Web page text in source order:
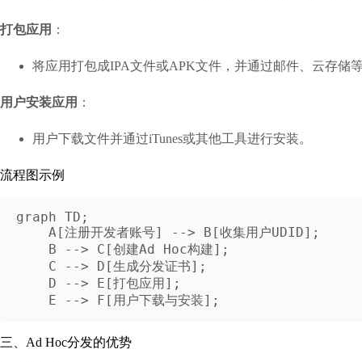
打包应用 ：
将应用打包成IPA文件或APK文件，并通过邮件、云存储
用户安装应用 ：
用户下载文件并通过iTunes或其他工具进行安装。
流程图示例
graph TD;
    E --> F[用户下载与安装];
三、Ad Hoc分发的优势